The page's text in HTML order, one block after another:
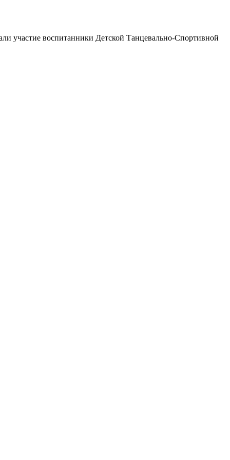
участие воспитанники Детской Танцевально-Спортивной